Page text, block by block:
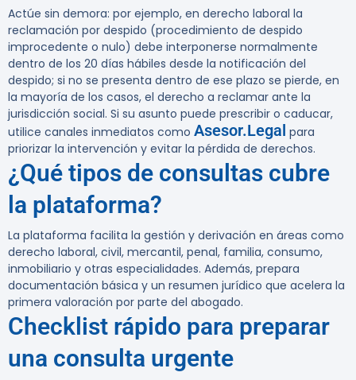
Actúe sin demora: por ejemplo, en derecho laboral la
reclamación por despido (procedimiento de despido
improcedente o nulo) debe interponerse normalmente
dentro de los 20 días hábiles desde la notificación del
despido; si no se presenta dentro de ese plazo se pierde, en
la mayoría de los casos, el derecho a reclamar ante la
jurisdicción social. Si su asunto puede prescribir o caducar,
utilice canales inmediatos como Asesor.Legal para
priorizar la intervención y evitar la pérdida de derechos.
¿Qué tipos de consultas cubre
la plataforma?
La plataforma facilita la gestión y derivación en áreas como
derecho laboral, civil, mercantil, penal, familia, consumo,
inmobiliario y otras especialidades. Además, prepara
documentación básica y un resumen jurídico que acelera la
primera valoración por parte del abogado.
Checklist rápido para preparar
una consulta urgente